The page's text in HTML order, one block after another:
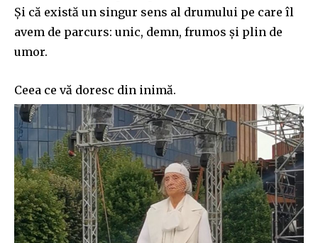
Și că există un singur sens al drumului pe care îl
avem de parcurs: unic, demn, frumos și plin de
umor.
Ceea ce vă doresc din inimă.